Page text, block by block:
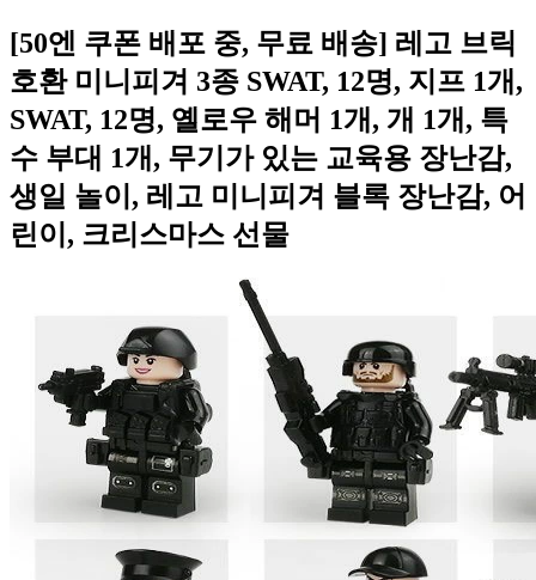
[50엔 쿠폰 배포 중, 무료 배송] 레고 브릭
호환 미니피겨 3종 SWAT, 12명, 지프 1개,
SWAT, 12명, 옐로우 해머 1개, 개 1개, 특
수 부대 1개, 무기가 있는 교육용 장난감,
생일 놀이, 레고 미니피겨 블록 장난감, 어
린이, 크리스마스 선물